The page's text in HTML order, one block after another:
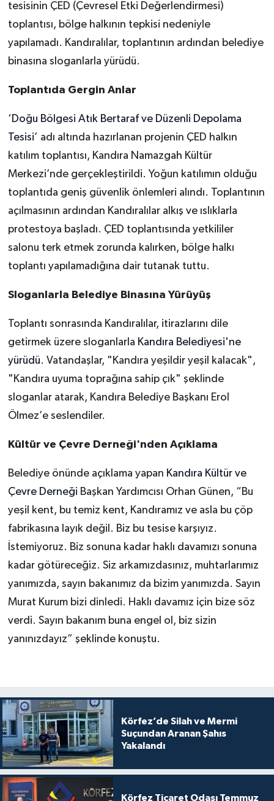
tesisinin ÇED (Çevresel Etki Değerlendirmesi)
toplantısı, bölge halkının tepkisi nedeniyle
yapılamadı. Kandıralılar, toplantının ardından belediye
binasına sloganlarla yürüdü.
Toplantıda Gergin Anlar
‘ Doğu Bölgesi Atık Bertaraf ve Düzenli Depolama
Tesisi’ adı altında hazırlanan projenin ÇED halkın
katılım toplantısı, Kandıra Namazgah Kültür
Merkezi’nde gerçekleştirildi. Yoğun katılımın olduğu
toplantıda geniş güvenlik önlemleri alındı. Toplantının
açılmasının ardından Kandıralılar alkış ve ıslıklarla
protestoya başladı. ÇED toplantısında yetkililer
salonu terk etmek zorunda kalırken, bölge halkı
toplantı yapılamadığına dair tutanak tuttu.
Sloganlarla Belediye Binasına Yürüyüş
Toplantı sonrasında Kandıralılar, itirazlarını dile
getirmek üzere sloganlarla Kandıra Belediyesi'ne
yürüdü. Vatandaşlar, "Kandıra yeşildir yeşil kalacak",
"Kandıra uyuma toprağına sahip çık" şeklinde
sloganlar atarak, Kandıra Belediye Başkanı Erol
Ölmez’e seslendiler.
Kültür ve Çevre Derneği'nden Açıklama
Belediye önünde açıklama yapan Kandıra Kültür ve
Çevre Derneği Başkan Yardımcısı Orhan Günen, “Bu
yeşil kent, bu temiz kent, Kandıramız ve asla bu çöp
fabrikasına layık değil. Biz bu tesise karşıyız.
İstemiyoruz. Biz sonuna kadar haklı davamızı sonuna
kadar götüreceğiz. Siz arkamızdasınız, muhtarlarımız
yanımızda, sayın bakanımız da bizim yanımızda. Sayın
Murat Kurum bizi dinledi. Haklı davamız için bize söz
verdi. Sayın bakanım buna engel ol, biz sizin
yanınızdayız” şeklinde konuştu.
Körfez’de Silah ve Mermi
Suçundan Aranan Şahıs
Yakalandı
Körfez Ticaret Odası Temmuz